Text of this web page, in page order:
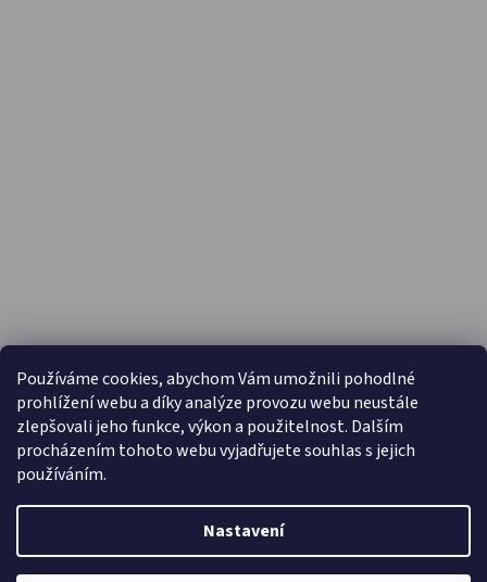
Používáme cookies, abychom Vám umožnili pohodlné
prohlížení webu a díky analýze provozu webu neustále
zlepšovali jeho funkce, výkon a použitelnost. Dalším
procházením tohoto webu vyjadřujete souhlas s jejich
používáním.
Nastavení
PŘIJÍMÁME ONLINE PLATBY
Vytvořil Shoptet